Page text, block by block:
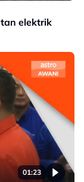
elektrik
01:23